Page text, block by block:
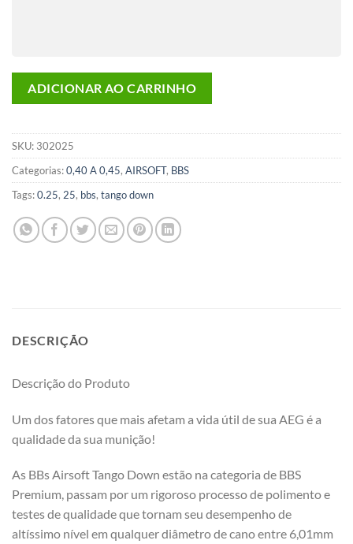
ADICIONAR AO CARRINHO
SKU: 302025
Categorias:0,40 A 0,45, AIRSOFT, BBS
Tags:0.25, 25, bbs, tango down
DESCRIÇÃO
Descrição do Produto
Um dos fatores que mais afetam a vida útil de sua AEG é a
qualidade da sua munição!
As BBs Airsoft Tango Down estão na categoria de BBS
Premium, passam por um rigoroso processo de polimento e
testes de qualidade que tornam seu desempenho de
altíssimo nível em qualquer diâmetro de cano entre 6,01mm